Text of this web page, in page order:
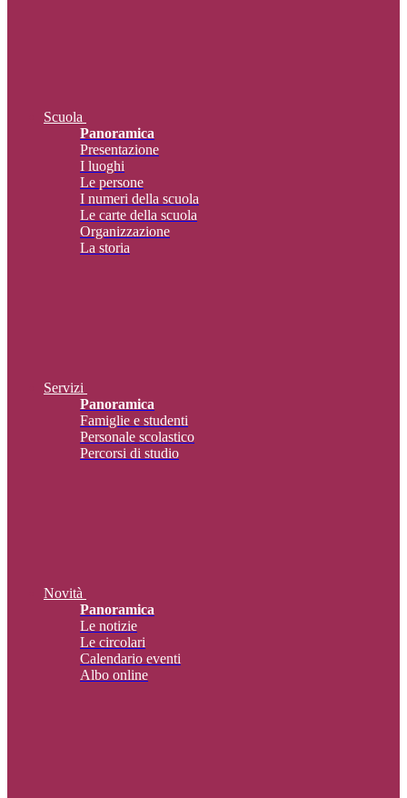
Scuola
Panoramica
Presentazione
I luoghi
Le persone
I numeri della scuola
Le carte della scuola
Organizzazione
La storia
Servizi
Panoramica
Famiglie e studenti
Personale scolastico
Percorsi di studio
Novità
Panoramica
Le notizie
Le circolari
Calendario eventi
Albo online